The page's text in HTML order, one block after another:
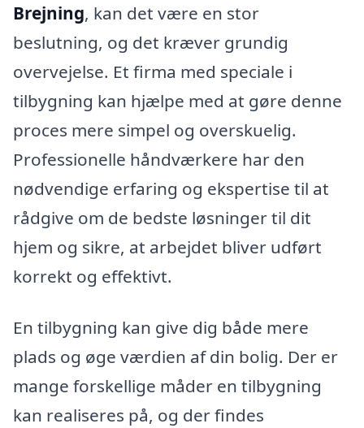
Brejning, kan det være en stor
beslutning, og det kræver grundig
overvejelse. Et firma med speciale i
tilbygning kan hjælpe med at gøre denne
proces mere simpel og overskuelig.
Professionelle håndværkere har den
nødvendige erfaring og ekspertise til at
rådgive om de bedste løsninger til dit
hjem og sikre, at arbejdet bliver udført
korrekt og effektivt.
En tilbygning kan give dig både mere
plads og øge værdien af din bolig. Der er
mange forskellige måder en tilbygning
kan realiseres på, og der findes